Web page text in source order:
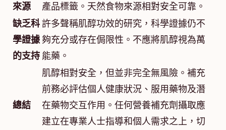
來源
產品標籤。天然食物來源相對安全可靠。
缺乏科
學證據
的支持
許多聲稱肌醇功效的研究，科學證據仍不
夠充分或存在侷限性。不應將肌醇視為萬
能藥。
總結
肌醇相對安全，但並非完全無風險。補充
前務必評估個人健康狀況、服用藥物及潛
在藥物交互作用。任何營養補充劑攝取應
建立在專業人士指導和個人需求之上，切